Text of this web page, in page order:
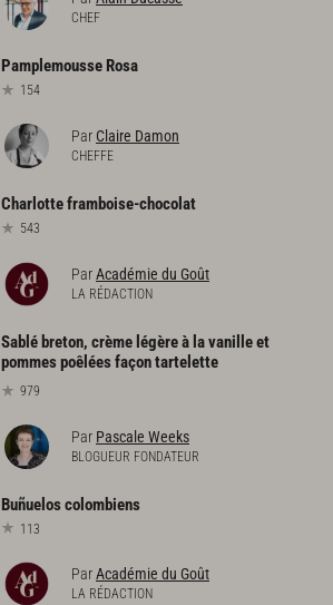
CHEF
Pamplemousse Rosa
154
Par Claire Damon
CHEFFE
Charlotteframboise-chocolat
543
ParAcadémie du Goût
LA RÉDACTION
Sablé breton, crème légère à la vanille et
pommes poêlées façon tartelette
979
Par Pascale Weeks
BLOGUEUR FONDATEUR
Buñueloscolombiens
113
ParAcadémie du Goût
LA RÉDACTION